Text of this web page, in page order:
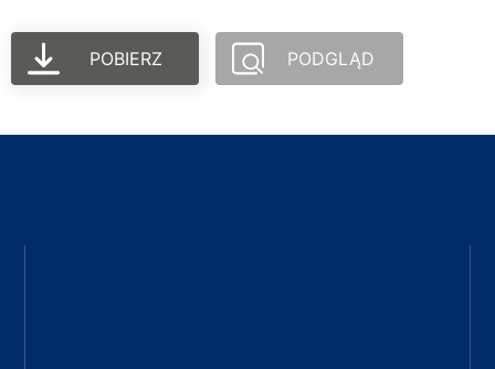
POBIERZ PODGLĄD